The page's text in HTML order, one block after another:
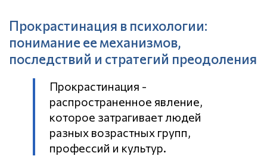
Прокрастинация в психологии:
понимание ее механизмов,
последствий и стратегий преодоления
Прокрастинация -
распространенное явление,
которое затрагивает людей
разных возрастных групп,
профессий и культур.